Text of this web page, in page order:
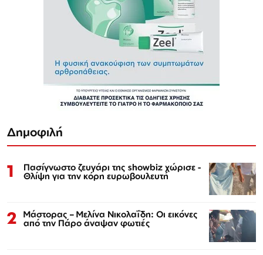
Δημοφιλή
1 Πασίγνωστο ζευγάρι της showbiz χώρισε -
Θλίψη για την κόρη ευρωβουλευτή
2 Μάστορας – Μελίνα Νικολαΐδη: Οι εικόνες
από την Πάρο άναψαν φωτιές